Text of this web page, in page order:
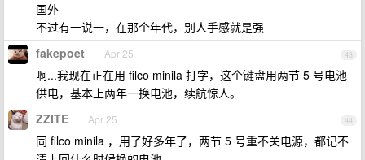
国外
不过有一说一，在那个年代，别人手感就是强
43
fakepoet Apr 25
啊...我现在正在用 filco minila 打字，这个键盘用两节 5 号电池
供电，基本上两年一换电池，续航惊人。
44
ZZITE Apr 25
同 filco minila ，用了好多年了，两节 5 号重不关电源，都记不